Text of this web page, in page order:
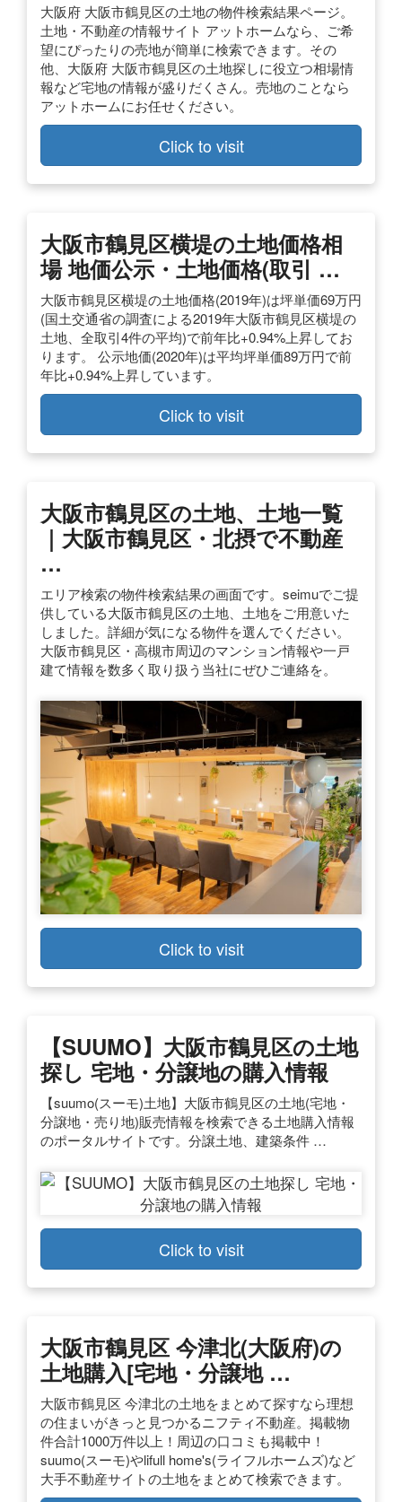
大阪府 大阪市鶴見区の土地の物件検索結果ページ。
土地・不動産の情報サイト アットホームなら、ご希
望にぴったりの売地が簡単に検索できます。その
他、大阪府 大阪市鶴見区の土地探しに役立つ相場情
報など宅地の情報が盛りだくさん。売地のことなら
アットホームにお任せください。
Click to visit
大阪市鶴見区横堤の土地価格相
場 地価公示・土地価格(取引 …
大阪市鶴見区横堤の土地価格(2019年)は坪単価69万円
(国土交通省の調査による2019年大阪市鶴見区横堤の
土地、全取引4件の平均)で前年比+0.94%上昇してお
ります。 公示地価(2020年)は平均坪単価89万円で前
年比+0.94%上昇しています。
Click to visit
大阪市鶴見区の土地、土地一覧
｜大阪市鶴見区・北摂で不動産
…
エリア検索の物件検索結果の画面です。seimuでご提
供している大阪市鶴見区の土地、土地をご用意いた
しました。詳細が気になる物件を選んでください。
大阪市鶴見区・高槻市周辺のマンション情報や一戸
建て情報を数多く取り扱う当社にぜひご連絡を。
Click to visit
【SUUMO】大阪市鶴見区の土地
探し 宅地・分譲地の購入情報
【suumo(スーモ)土地】大阪市鶴見区の土地(宅地・
分譲地・売り地)販売情報を検索できる土地購入情報
のポータルサイトです。分譲土地、建築条件 …
Click to visit
大阪市鶴見区 今津北(大阪府)の
土地購入[宅地・分譲地 …
大阪市鶴見区 今津北の土地をまとめて探すなら理想
の住まいがきっと見つかるニフティ不動産。掲載物
件合計1000万件以上！周辺の口コミも掲載中！
suumo(スーモ)やlifull home's(ライフルホームズ)など
大手不動産サイトの土地をまとめて検索できます。